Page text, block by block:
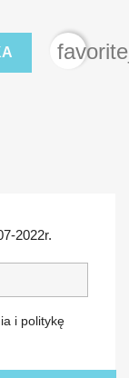
2022r.
i politykę